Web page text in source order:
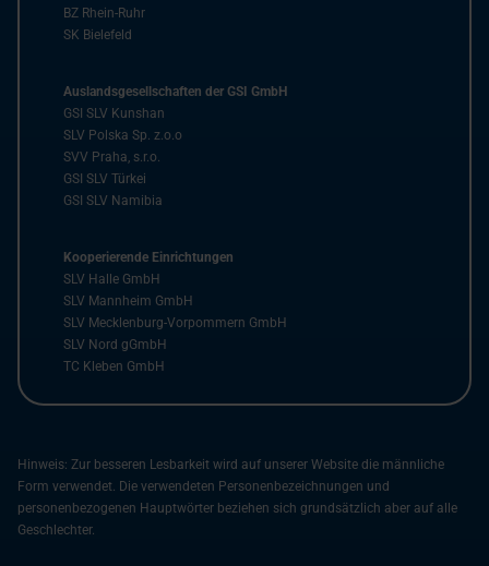
BZ Rhein-Ruhr
SK Bielefeld
Auslandsgesellschaften der GSI GmbH
GSI SLV Kunshan
SLV Polska Sp. z.o.o
SVV Praha, s.r.o.
GSI SLV Türkei
GSI SLV Namibia
Kooperierende Einrichtungen
SLV Halle GmbH
SLV Mannheim GmbH
SLV Mecklenburg-Vorpommern GmbH
SLV Nord gGmbH
TC Kleben GmbH
Hinweis: Zur besseren Lesbarkeit wird auf unserer Website die männliche
Form verwendet. Die verwendeten Personenbezeichnungen und
personenbezogenen Hauptwörter beziehen sich grundsätzlich aber auf alle
Geschlechter.